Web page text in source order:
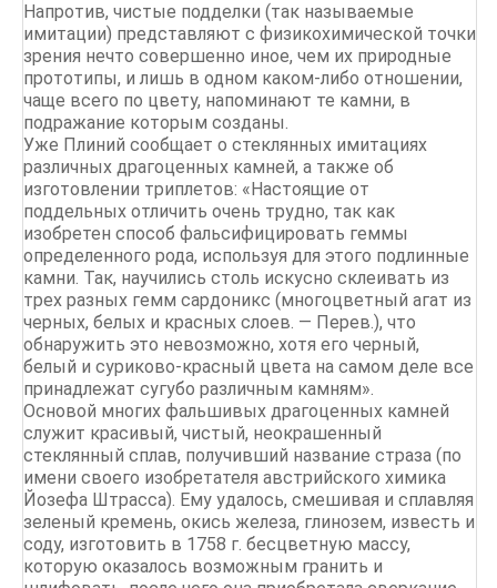
Напротив, чистые подделки (так называемые
имитации) представляют с физикохимической точки
зрения нечто совершенно иное, чем их природные
прототипы, и лишь в одном каком-либо отношении,
чаще всего по цвету, напоминают те камни, в
подражание которым созданы.
Уже Плиний сообщает о стеклянных имитациях
различных драгоценных камней, а также об
изготовлении триплетов: «Настоящие от
поддельных отличить очень трудно, так как
изобретен способ фальсифицировать геммы
определенного рода, используя для этого подлинные
камни. Так, научились столь искусно склеивать из
трех разных гемм сардоникс (многоцветный агат из
черных, белых и красных слоев. — Перев.), что
обнаружить это невозможно, хотя его черный,
белый и суриково-красный цвета на самом деле все
принадлежат сугубо различным камням».
Основой многих фальшивых драгоценных камней
служит красивый, чистый, неокрашенный
стеклянный сплав, получивший название страза (по
имени своего изобретателя австрийского химика
Йозефа Штрасса). Ему удалось, смешивая и сплавляя
зеленый кремень, окись железа, глинозем, известь и
соду, изготовить в 1758 г. бесцветную массу,
которую оказалось возможным гранить и